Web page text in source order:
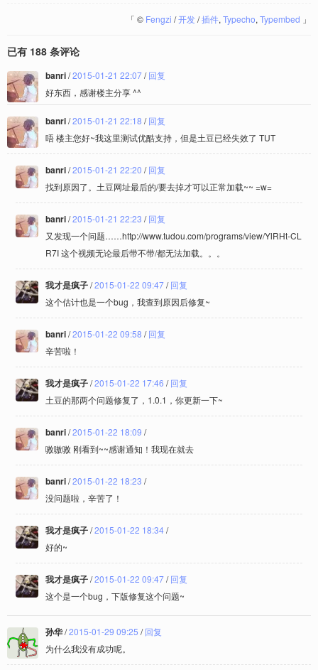
「 © Fengzi /开发/插件, Typecho, Typembed 」
已有 188 条评论
banri/2015-01-21 22:07/回复
好东西，感谢楼主分享 ^^
banri/2015-01-21 22:18 /回复
唔 楼主您好~我这里测试优酷支持，但是土豆已经失效了 TUT
banri/2015-01-21 22:20 /回复
找到原因了。土豆网址最后的/要去掉才可以正常加载~~ =w=
banri/2015-01-21 22:23 /回复
又发现一个问题……http://www.tudou.com/programs/view/YlRHt-CL
R7I 这个视频无论最后带不带/都无法加载。。。
我才是疯子/2015-01-22 09:47/回复
这个估计也是一个bug，我查到原因后修复~
banri/2015-01-22 09:58 /回复
辛苦啦！
我才是疯子/2015-01-22 17:46 /回复
土豆的那两个问题修复了，1.0.1，你更新一下~
banri/2015-01-22 18:09 /
嗷嗷嗷 刚看到~~感谢通知！我现在就去
banri/2015-01-22 18:23 /
没问题啦，辛苦了！
我才是疯子/2015-01-22 18:34/
好的~
我才是疯子/2015-01-22 09:47/回复
这个是一个bug，下版修复这个问题~
孙华/2015-01-29 09:25 /回复
为什么我没有成功呢。